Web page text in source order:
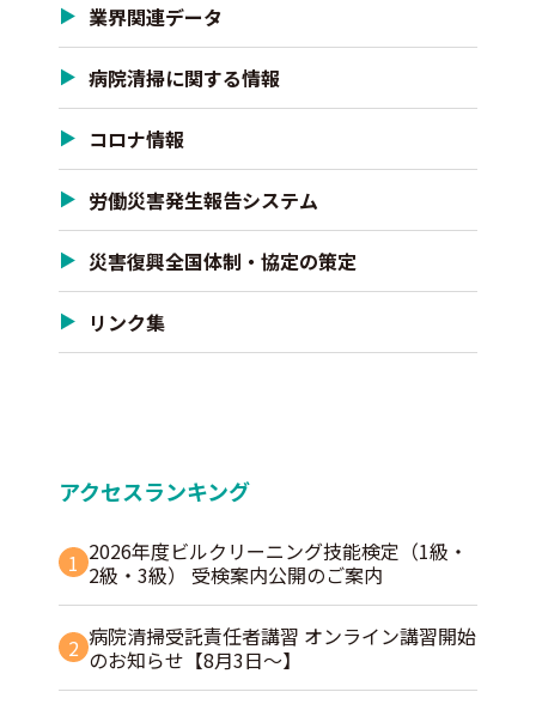
業界関連データ
病院清掃に関する情報
コロナ情報
労働災害発生報告システム
災害復興全国体制・協定の策定
リンク集
アクセスランキング
1 2026年度ビルクリーニング技能検定（1級・
2級・3級） 受検案内公開のご案内
2 病院清掃受託責任者講習 オンライン講習開始
のお知らせ【8月3日～】